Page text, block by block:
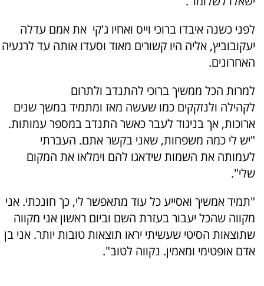
לפני כשנה איבדו ברוכי וייס ואחיו ג'קי את אמם עדלה
יעקובוביץ, אליה היו קשורים מאוד וסעדו אותה עד לרגעיה
האחרונים.
למרות הכל ממשיך ברוכי להתנדב ולתרום
לקהילה ולנזקקים כמו שעשה מאז ומתמיד במשך שנים
ארוכות, אך בניגוד לעבר כאשר התנדב במספר עמותות.
"יש לי כמה משפחות, שאני בקשר אתם. העברתי
לעמותה את השמות שידאגו להם וימלאו את המקום
שלי".
"תמיד אמשיך ואסייע כל עוד מתאפשר לי, כך חונכתי. אני
מקווה שהכל יעבור בעזרת השם וביום ראשון אני מקווה
שתוצאות הסיטי שעשיתי יראו תוצאות טובות יותר. אני בן
אדם אופטימי ומאמין. נקווה לטוב".